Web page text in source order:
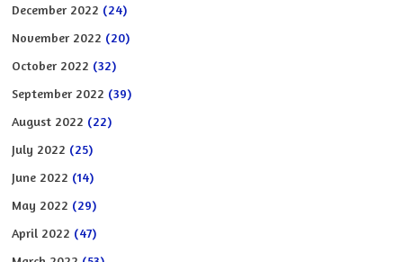
December 2022 (24)
November 2022 (20)
October 2022 (32)
September 2022 (39)
August 2022 (22)
July 2022 (25)
June 2022 (14)
May 2022 (29)
April 2022 (47)